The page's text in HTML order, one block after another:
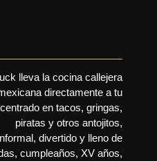
lleva la cocina callejera
directamente a tu
en tacos, gringas,
piratas y otros antojitos,
divertido y lleno de
cumpleaños, XV años,